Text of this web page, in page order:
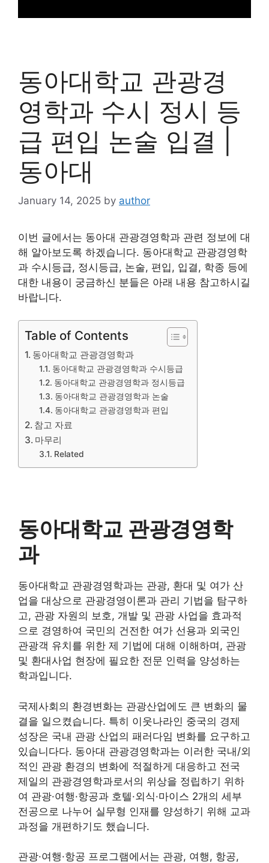
동아대학교 관광경
영학과 수시 정시 등
급 편입 논술 입결 |
동아대
January 14, 2025 by author
이번 글에서는 동아대 관광경영학과 관련 정보에 대
해 알아보도록 하겠습니다. 동아대학교 관광경영학
과 수시등급, 정시등급, 논술, 편입, 입결, 학종 등에
대한 내용이 궁금하신 분들은 아래 내용 참고하시길
바랍니다.
Table of Contents
동아대학교 관광경영학과
동아대학교 관광경영학과 수시등급
동아대학교 관광경영학과 정시등급
동아대학교 관광경영학과 논술
동아대학교 관광경영학과 편입
참고 자료
마무리
Related
동아대학교 관광경영학
과
동아대학교 관광경영학과는 관광, 환대 및 여가 산
업을 대상으로 관광경영이론과 관리 기법을 탐구하
고, 관광 자원의 보호, 개발 및 관광 사업을 효과적
으로 경영하여 국민의 건전한 여가 선용과 외국인
관광객 유치를 위한 제 기법에 대해 이해하며, 관광
및 환대사업 현장에 필요한 전문 인력을 양성하는
학과입니다.
국제사회의 환경변화는 관광산업에도 큰 변화의 물
결을 일으켰습니다. 특히 이웃나라인 중국의 경제
성장은 국내 관광 산업의 패러다임 변화를 요구하고
있습니다다. 동아대 관광경영학과는 이러한 국내/외
적인 관광 환경의 변화에 적절하게 대응하고 전국
제일의 관광경영학과로서의 위상을 정립하기 위하
여 관광·여행·항공과 호텔·외식·마이스 2개의 세부
전공으로 나누어 실무형 인재를 양성하기 위해 교과
과정을 개편하기도 했습니다.
관광·여행·항공 프로그램에서는 관광, 여행, 항공,